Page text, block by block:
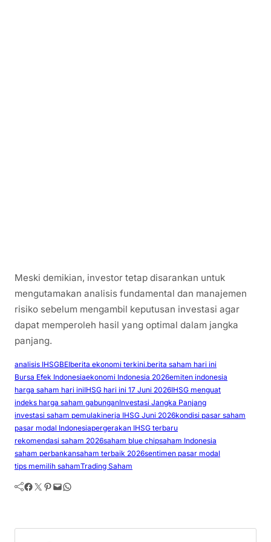
Meski demikian, investor tetap disarankan untuk
mengutamakan analisis fundamental dan manajemen
risiko sebelum mengambil keputusan investasi agar
dapat memperoleh hasil yang optimal dalam jangka
panjang.
analisis IHSGBEIberita ekonomi terkini.berita saham hari ini
Bursa Efek Indonesiaekonomi Indonesia 2026emiten indonesia
harga saham hari iniIHSG hari ini 17 Juni 2026IHSG menguat
indeks harga saham gabunganInvestasi Jangka Panjang
investasi saham pemulakinerja IHSG Juni 2026kondisi pasar saham
pasar modal Indonesiapergerakan IHSG terbaru
rekomendasi saham 2026saham blue chipsaham Indonesia
saham perbankansaham terbaik 2026sentimen pasar modal
tips memilih sahamTrading Saham
Facebook Twitter Pinterest Mail WhatsApp